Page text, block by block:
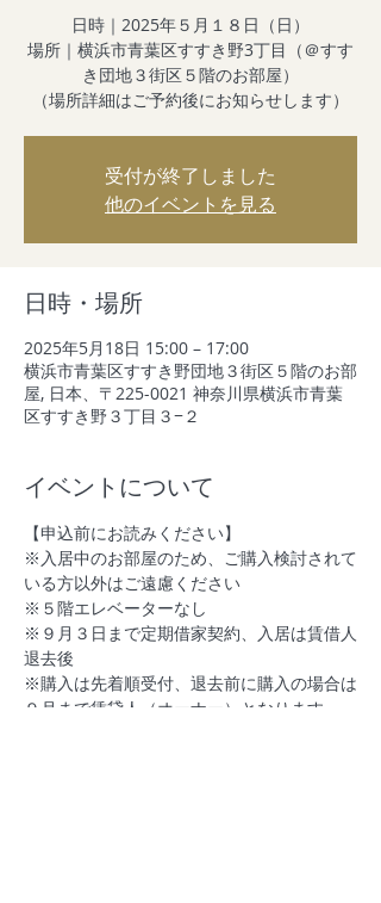
日時｜2025年５月１８日（日）
場所｜横浜市青葉区すすき野3丁目（＠すす
き団地３街区５階のお部屋）
（場所詳細はご予約後にお知らせします）
受付が終了しました
他のイベントを見る
日時・場所
2025年5月18日 15:00 – 17:00
横浜市青葉区すすき野団地３街区５階のお部
屋, 日本、〒225-0021 神奈川県横浜市青葉
区すすき野３丁目３−２
イベントについて
【申込前にお読みください】
※入居中のお部屋のため、ご購入検討されて
いる方以外はご遠慮ください
※５階エレベーターなし
※９月３日まで定期借家契約、入居は賃借人
退去後
※購入は先着順受付、退去前に購入の場合は
９月まで賃貸人（オーナー）となります